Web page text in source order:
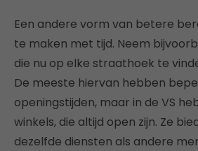
Een andere vorm van betere
te maken met tijd. Neem
die nu op elke straathoek te
De meeste hiervan hebben
openingstijden, maar in de VS
winkels, die altijd open zijn. Ze
dezelfde diensten als andere